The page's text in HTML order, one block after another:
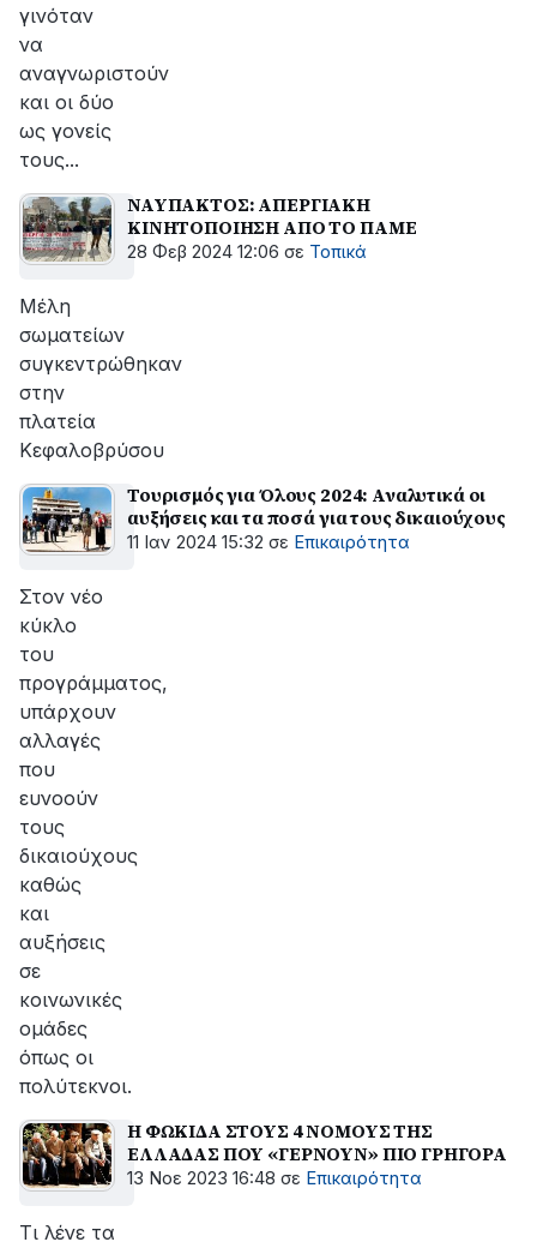
γινόταν
να
αναγνωριστούν
και οι δύο
ως γονείς
τους...
ΝΑΥΠΑΚΤΟΣ: ΑΠΕΡΓΙΑΚΗ
ΚΙΝΗΤΟΠΟΙΗΣΗ ΑΠΟ ΤΟ ΠΑΜΕ
28 Φεβ 2024 12:06 σε Τοπικά
Μέλη
σωματείων
συγκεντρώθηκαν
στην
πλατεία
Κεφαλοβρύσου
Τουρισμός για Όλους 2024: Αναλυτικά οι
αυξήσεις και τα ποσά για τους δικαιούχους
11 Ιαν 2024 15:32 σε Επικαιρότητα
Στον νέο
κύκλο
του
προγράμματος,
υπάρχουν
αλλαγές
που
ευνοούν
τους
δικαιούχους
καθώς
και
αυξήσεις
σε
κοινωνικές
ομάδες
όπως οι
πολύτεκνοι.
Η ΦΩΚΙΔΑ ΣΤΟΥΣ 4 ΝΟΜΟΥΣ ΤΗΣ
ΕΛΛΑΔΑΣ ΠΟΥ «ΓΕΡΝΟΥΝ» ΠΙΟ ΓΡΗΓΟΡΑ
13 Νοε 2023 16:48 σε Επικαιρότητα
Τι λένε τα